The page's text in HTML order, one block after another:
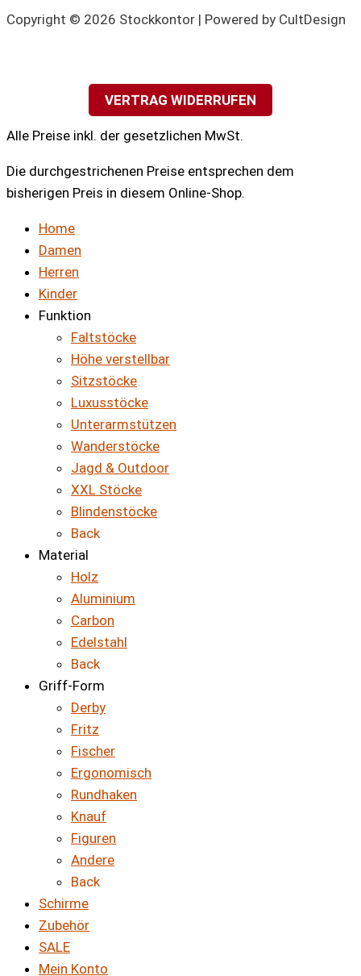
Copyright © 2026 Stockkontor | Powered by CultDesign
VERTRAG WIDERRUFEN
Alle Preise inkl. der gesetzlichen MwSt.
Die durchgestrichenen Preise entsprechen dem
bisherigen Preis in diesem Online-Shop.
Home
Damen
Herren
Kinder
Funktion
Faltstöcke
Höhe verstellbar
Sitzstöcke
Luxusstöcke
Unterarmstützen
Wanderstöcke
Jagd & Outdoor
XXL Stöcke
Blindenstöcke
Back
Material
Holz
Aluminium
Carbon
Edelstahl
Back
Griff-Form
Derby
Fritz
Fischer
Ergonomisch
Rundhaken
Knauf
Figuren
Andere
Back
Schirme
Zubehör
SALE
Mein Konto